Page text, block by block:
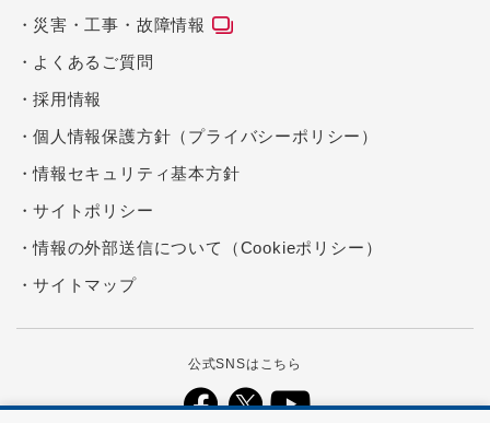
災害・工事・故障情報
よくあるご質問
採用情報
個人情報保護方針（プライバシーポリシー）
情報セキュリティ基本方針
サイトポリシー
情報の外部送信について（Cookieポリシー）
サイトマップ
公式SNSはこちら